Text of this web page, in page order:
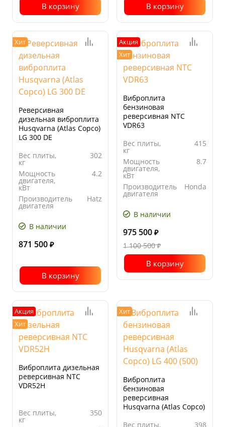
В корзину В корзину
Хит
Реверсивная
дизельная виброплита
Husqvarna (Atlas Copco)
LG 300 DE
Вес плиты,
кг
302
Мощность
двигателя,
кВт
4.2
Производитель
двигателя
Hatz
основания
плиты, мм
В наличии
871 500 ₽
В корзину
Акция
Хит
Виброплита
бензиновая
реверсивная NTC
VDR63
Вес плиты,
кг
415
Мощность
двигателя,
кВт
8.7
Производитель
двигателя
Honda
основания
плиты, мм
В наличии
975 500 ₽
1 100 500₽
В корзину
Акция
Хит
Виброплита дизельная
реверсивная NTC
VDR52H
Вес плиты,
кг
350
Хит
Виброплита
бензиновая
реверсивная
Husqvarna (Atlas Copco)
Вес плиты,
398